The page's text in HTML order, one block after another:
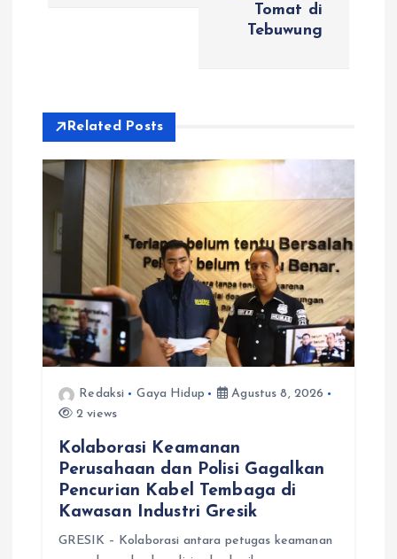
p
Tomat di
Tebuwung
Related Posts
Redaksi Gaya Hidup
Agustus 8, 2026
2 views
Kolaborasi Keamanan
Perusahaan dan Polisi Gagalkan
Pencurian Kabel Tembaga di
Kawasan Industri Gresik
GRESIK – Kolaborasi antara petugas keamanan